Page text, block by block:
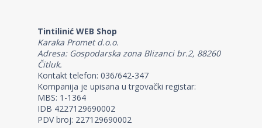
Tintilinić WEB Shop
Karaka Promet d.o.o.
Adresa: Gospodarska zona Blizanci br.2, 88260
Čitluk.
Kontakt telefon: 036/642-347
Kompanija je upisana u trgovački registar:
MBS: 1-1364
IDB 4227129690002
PDV broj: 227129690002